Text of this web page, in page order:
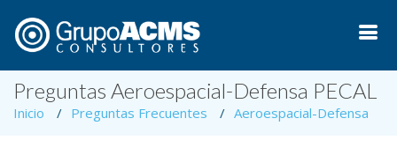
Preguntas Aeroespacial-Defensa PECAL
Inicio Preguntas Frecuentes Aeroespacial-Defensa